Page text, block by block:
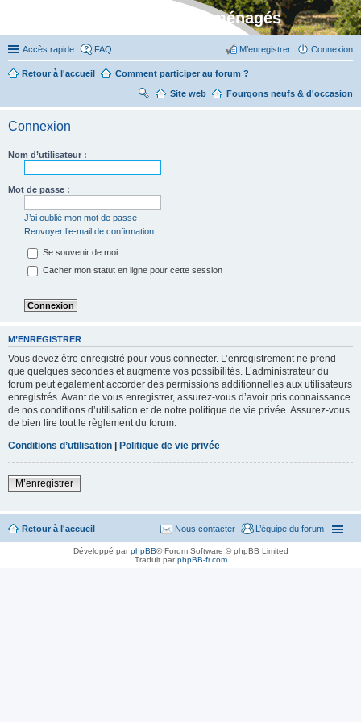
Stylevan - Vans aménagés
Accès rapide FAQ Connexion
M’enregistrer
Retour à l'accueil Comment participer au forum ?
Fourgons neufs & d'occasion
Site web
R
Connexion
Nom d’utilisateur :
Mot de passe :
J’ai oublié mon mot de passe
Renvoyer l’e-mail de confirmation
Se souvenir de moi
Cacher mon statut en ligne pour cette session
M’ENREGISTRER
Vous devez être enregistré pour vous connecter. L’enregistrement ne prend
que quelques secondes et augmente vos possibilités. L’administrateur du
forum peut également accorder des permissions additionnelles aux utilisateurs
enregistrés. Avant de vous enregistrer, assurez-vous d’avoir pris connaissance
de nos conditions d’utilisation et de notre politique de vie privée. Assurez-vous
de bien lire tout le règlement du forum.
Conditions d’utilisation | Politique de vie privée
M’enregistrer
Retour à l'accueil L’équipe du forum
Nous contacter
Développé parphpBB® Forum Software © phpBB Limited
Traduit parphpBB-fr.com